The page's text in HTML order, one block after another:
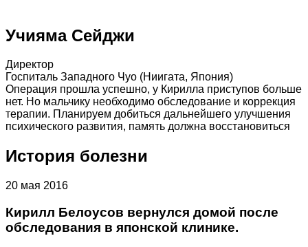
Учияма Сейджи
Директор
Госпиталь Западного Чуо (Ниигата, Япония)
Операция прошла успешно, у Кирилла приступов больше
нет. Но мальчику необходимо обследование и коррекция
терапии. Планируем добиться дальнейшего улучшения
психического развития, память должна восстановиться
История болезни
20 мая 2016
Кирилл Белоусов вернулся домой после
обследования в японской клинике.